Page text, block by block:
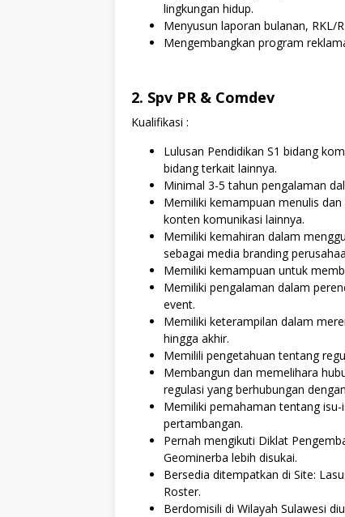
lingkungan hidup.
Menyusun laporan bulanan, RKL/
Mengembangkan program
2. Spv PR & Comdev
Kualifikasi :
Lulusan Pendidikan S1 bidang
bidang terkait lainnya.
Minimal 3-5 tahun pengalaman
Memiliki kemampuan menulis
konten komunikasi lainnya.
Memiliki kemahiran dalam
sebagai media branding
Memiliki kemampuan untuk
Memiliki pengalaman dalam
event.
Memiliki keterampilan dalam
hingga akhir.
Memilili pengetahuan tentang
Membangun dan memelihara
regulasi yang berhubungan
Memiliki pemahaman tentang
pertambangan.
Pernah mengikuti Diklat
Geominerba lebih disukai.
Bersedia ditempatkan di Site:
Roster.
Berdomisili di Wilayah Sulawesi